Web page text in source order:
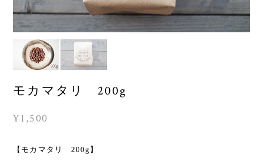
モカマタリ 200g
¥1,500
【モカマタリ 200g】